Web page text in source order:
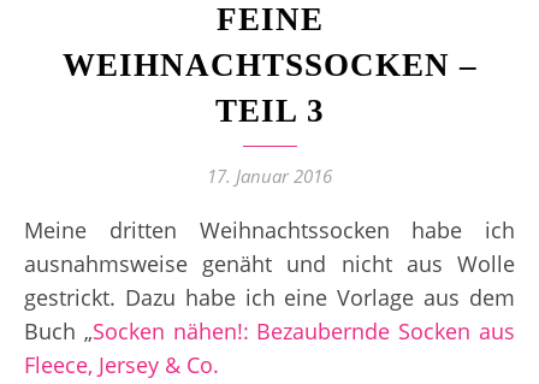
FEINE
WEIHNACHTSSOCKEN –
TEIL 3
17. Januar 2016
Meine dritten Weihnachtssocken habe ich
ausnahmsweise genäht und nicht aus Wolle
gestrickt. Dazu habe ich eine Vorlage aus dem
Buch „Socken nähen!: Bezaubernde Socken aus
Fleece, Jersey & Co.